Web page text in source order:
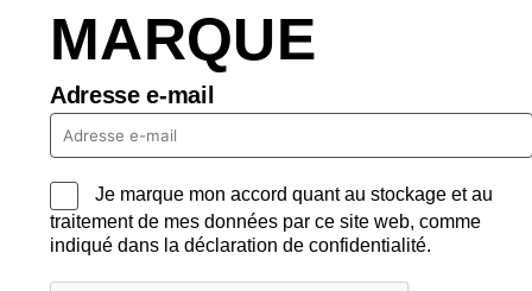
MARQUE
Adresse e-mail
Je marque mon accord quant au stockage et au
traitement de mes données par ce site web, comme
indiqué dans la déclaration de confidentialité.